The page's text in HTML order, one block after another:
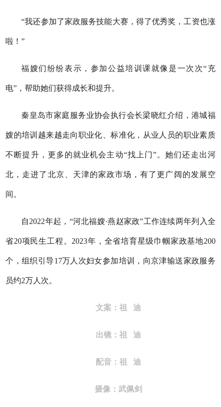
“我还参加了家政服务技能大赛，得了优秀奖，工资也涨
啦！”
福嫂们纷纷表示，参加公益培训课就像是一次次“充
电”，帮助她们获得成长和提升。
秦皇岛市家庭服务业协会执行会长梁晓红介绍，港城福
嫂的培训越来越走向职业化、标准化，从业人员的职业素质
不断提升，更多的就业机会主动“找上门”。她们还走出河
北，走进了北京、天津的家政市场，有了更广阔的发展空
间。
自2022年起，“河北福嫂·燕赵家政”工作连续两年列入全
省20项民生工程。2023年，全省培育星级巾帼家政基地200
个，组织引导17万人次妇女参加培训，向京津输送家政服务
员约2万人次。
文案：祖 迪
出镜：祖 迪
配音： 祖 迪
摄像：武佩剑